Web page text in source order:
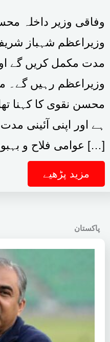
وفاقی وزیر داخلہ
وزیراعظم شہباز شریف
مدت مکمل کریں گے
وزیراعظم رہیں گے۔
محسن نقوی کا کہنا
ہے اور اپنی آئینی
عوامی فلاح و بہبود کے منصوبوں […]
مزید پڑھیے
پاکستان